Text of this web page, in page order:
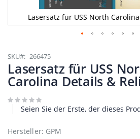
Lasersatz für USS North
Anfang
der
Bildgalerie
springen
SKU 266475
Lasersatz für USS
Carolina Details &
Seien Sie der Erste, der dieses
Hersteller: GPM